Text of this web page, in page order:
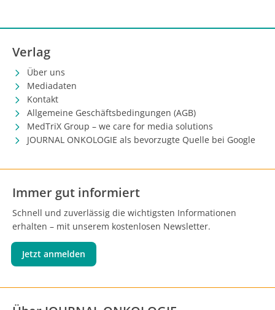
Verlag
Über uns
Mediadaten
Kontakt
Allgemeine Geschäftsbedingungen (AGB)
MedTriX Group – we care for media solutions
JOURNAL ONKOLOGIE als bevorzugte Quelle bei Google
Immer gut informiert
Schnell und zuverlässig die wichtigsten Informationen
erhalten – mit unserem kostenlosen Newsletter.
Jetzt anmelden